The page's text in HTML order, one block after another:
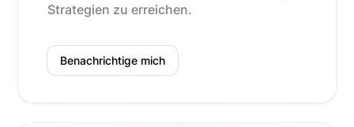
Strategien zu erreichen.
Benachrichtige mich